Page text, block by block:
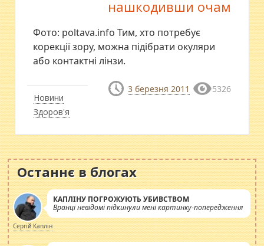
Новини
Здоров'я
нашкодивши очам
Фото: poltava.info Тим, хто потребує
корекції зору, можна підібрати окуляри
або контактні лінзи.
3 березня 2011 5326
Останнє в блогах
КАПЛІНУ ПОГРОЖУЮТЬ УБИВСТВОМ
Вранці невідомі підкинули мені картинку-попередження
Сергій Каплін